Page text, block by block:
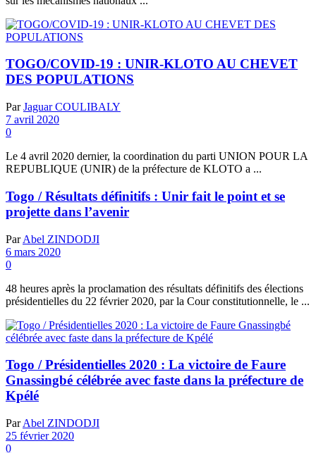
TOGO/COVID-19 : UNIR-KLOTO AU CHEVET
DES POPULATIONS
Par Jaguar COULIBALY
7 avril 2020
0
Le 4 avril 2020 dernier, la coordination du parti UNION POUR LA
REPUBLIQUE (UNIR) de la préfecture de KLOTO a ...
Togo / Résultats définitifs : Unir fait le point et se
projette dans l’avenir
Par Abel ZINDODJI
6 mars 2020
0
48 heures après la proclamation des résultats définitifs des élections
présidentielles du 22 février 2020, par la Cour constitutionnelle, le ...
Togo / Présidentielles 2020 : La victoire de Faure
Gnassingbé célébrée avec faste dans la préfecture de
Kpélé
Par Abel ZINDODJI
25 février 2020
0